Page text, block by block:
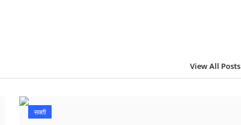
View All Posts
सक्ती